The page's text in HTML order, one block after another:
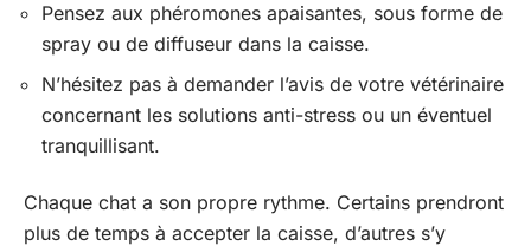
Pensez aux phéromones apaisantes, sous forme de
spray ou de diffuseur dans la caisse.
N’hésitez pas à demander l’avis de votre vétérinaire
concernant les solutions anti-stress ou un éventuel
tranquillisant.
Chaque chat a son propre rythme. Certains prendront
plus de temps à accepter la caisse, d’autres s’y